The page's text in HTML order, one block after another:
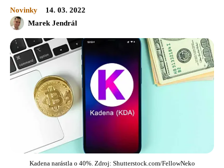
Novinky
14. 03. 2022
Marek Jendrál
Kadena narástla o 40%. Zdroj: Shutterstock.com/FellowNeko